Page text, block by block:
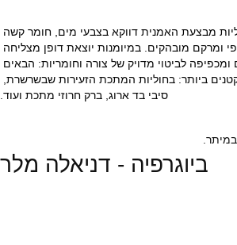
סיבי בד ארוג, ברק חרוזי מתכת ועוד.
ביוגרפיה - דניאלה מלר